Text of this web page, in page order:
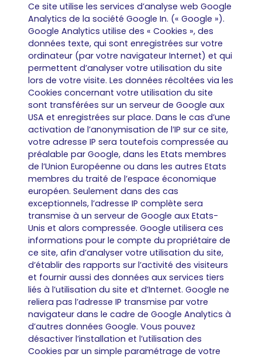
Ce site utilise les services d’analyse web Google
Analytics de la société Google In. (« Google »).
Google Analytics utilise des « Cookies », des
données texte, qui sont enregistrées sur votre
ordinateur (par votre navigateur Internet) et qui
permettent d’analyser votre utilisation du site
lors de votre visite. Les données récoltées via les
Cookies concernant votre utilisation du site
sont transférées sur un serveur de Google aux
USA et enregistrées sur place. Dans le cas d’une
activation de l’anonymisation de l’IP sur ce site,
votre adresse IP sera toutefois compressée au
préalable par Google, dans les Etats membres
de l’Union Européenne ou dans les autres Etats
membres du traité de l’espace économique
européen. Seulement dans des cas
exceptionnels, l’adresse IP complète sera
transmise à un serveur de Google aux Etats-
Unis et alors compressée. Google utilisera ces
informations pour le compte du propriétaire de
ce site, afin d’analyser votre utilisation du site,
d’établir des rapports sur l’activité des visiteurs
et fournir aussi des données aux services tiers
liés à l’utilisation du site et d’Internet. Google ne
reliera pas l’adresse IP transmise par votre
navigateur dans le cadre de Google Analytics à
d’autres données Google. Vous pouvez
désactiver l’installation et l’utilisation des
Cookies par un simple paramétrage de votre